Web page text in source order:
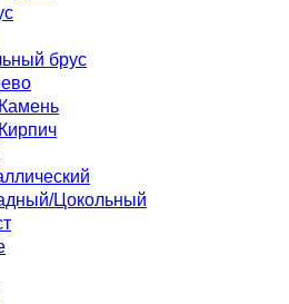
брус
Цокольный